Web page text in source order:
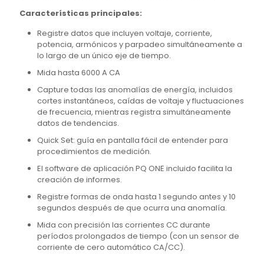
Características principales:
Registre datos que incluyen voltaje, corriente,
potencia, armónicos y parpadeo simultáneamente a
lo largo de un único eje de tiempo.
Mida hasta 6000 A CA
Capture todas las anomalías de energía, incluidos
cortes instantáneos, caídas de voltaje y fluctuaciones
de frecuencia, mientras registra simultáneamente
datos de tendencias.
Quick Set: guía en pantalla fácil de entender para
procedimientos de medición.
El software de aplicación PQ ONE incluido facilita la
creación de informes.
Registre formas de onda hasta 1 segundo antes y 10
segundos después de que ocurra una anomalía.
Mida con precisión las corrientes CC durante
períodos prolongados de tiempo (con un sensor de
corriente de cero automático CA/CC).